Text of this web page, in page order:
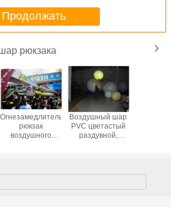
Продолжать
рюкзака
Огнезамедлительный
рюкзак
воздушного
отверстия
Воздушный шар
PVC цветастый
раздувной,
шару рекламы